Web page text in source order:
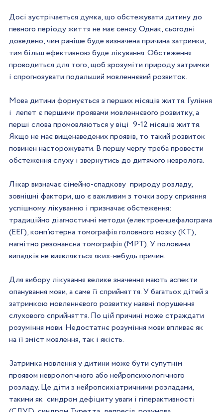
Досі зустрічається думка, що обстежувати дитину до
певного періоду життя не має сенсу. Однак, сьогодні
доведено, чим раніше буде визначена причина затримки,
тим більш ефективною буде лікування. Обстеження
проводиться для того, щоб зрозуміти природу затримки
і спрогнозувати подальший мовленнєвий розвиток.
Мова дитини формується з перших місяців життя. Гуління
і  лепет є першими проявами мовленнєвого розвитку, а
перші слова промовляються у віці  9-12 місяців життя.
Якщо не має вищенаведених проявів, то такий розвиток
повинен насторожувати. В першу чергу треба провести
обстеження слуху і звернутись до дитячого невролога.
Лікар визначає сімейно-спадкову  природу розладу,
зовнішні фактори, що є важливим з точки зору сприяння
успішному лікуванню і призначає обстеження:
традиційно діагностичні методи (електроенцефалограма
(ЕЕГ), комп’ютерна томографія головного мозку (КТ),
магнітно резонансна томографія (МРТ). У половини
випадків не виявляється яких-небудь причин.
Для вибору лікування велике значення мають аспекти
опанування мови, а саме її сприйняття. У багатьох дітей з
затримкою мовленнєвого розвитку наявні порушення
слухового сприйняття. По цій причині може страждати
розуміння мови. Недостатнє розуміння мови впливає як
на її зміст мовлення, так і якість.
Затримка мовлення у дитини може бути супутнім
проявом неврологічного або нейропсихологічного
розладу. Це діти з нейропсихіатричними розладами,
такими як  синдром дефіциту уваги і гіперактивності